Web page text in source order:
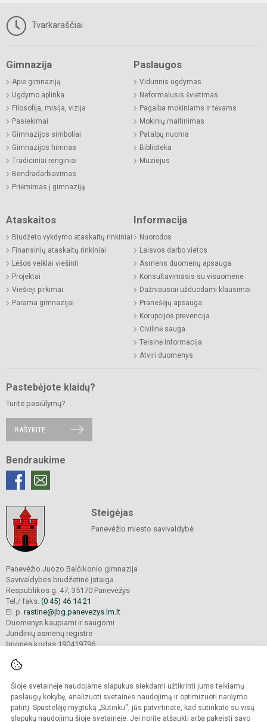
Šioje svetainėje naudojame slapukus siekdami užtikrinti jums teikiamų
paslaugų kokybę, analizuoti svetainės naudojimą ir optimizuoti naršymo
patirtį. Spustelėję mygtuką „Sutinku“, jūs patvirtinate, kad sutinkate su visų
slapukų naudojimu šioje svetainėje. Jei norite atšaukti arba pakeisti savo
Tvarkaraščiai
Gimnazija
Apie gimnaziją
Ugdymo aplinka
Filosofija, misija, vizija
Pasiekimai
Gimnazijos simboliai
Gimnazijos himnas
Tradiciniai renginiai
Bendradarbiavimas
Priėmimas į gimnaziją
Paslaugos
Vidurinis ugdymas
Neformalusis švietimas
Pagalba mokiniams ir tėvams
Mokinių maitinimas
Patalpų nuoma
Biblioteka
Muziejus
Ataskaitos
Biudžeto vykdymo ataskaitų rinkiniai
Finansinių ataskaitų rinkiniai
Lėšos veiklai viešinti
Projektai
Viešieji pirkimai
Parama gimnazijai
Informacija
Nuorodos
Laisvos darbo vietos
Asmens duomenų apsauga
Konsultavimasis su visuomene
Dažniausiai užduodami klausimai
Pranešėjų apsauga
Korupcijos prevencija
Civilinė sauga
Teisinė informacija
Atviri duomenys
Pastebėjote klaidų?
Turite pasiūlymų?
RAŠYKITE
Bendraukime
Steigėjas
Panevėžio miesto savivaldybė
Panevėžio Juozo Balčikonio gimnazija
Savivaldybės biudžetinė įstaiga
Respublikos g. 47, 35170 Panevėžys
Tel./ faks. (0 45) 46 14 21
El. p. rastine@jbg.panevezys.lm.lt
Duomenys kaupiami ir saugomi
Juridinių asmenų registre
Įmonės kodas 190419796
© 2026. Panevėžio Juozo Balčikonio gimnazija. Visos teisės saugomos.
Kopijuoti turinį be raštiško gimnazijos sutikimo griežtai draudžiama.
Prieinamumo paraiška Slapukų politika